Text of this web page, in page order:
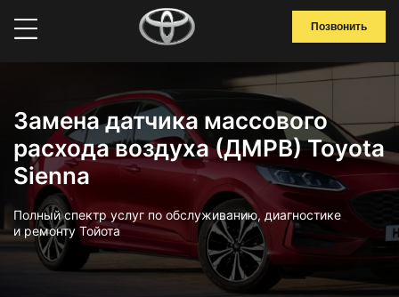
Позвонить
Замена датчика массового
расхода воздуха (ДМРВ) Toyota
Sienna
Полный спектр услуг по обслуживанию, диагностике
и ремонту Тойота